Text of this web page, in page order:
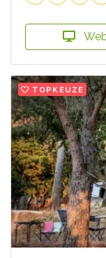
TOPKEUZE